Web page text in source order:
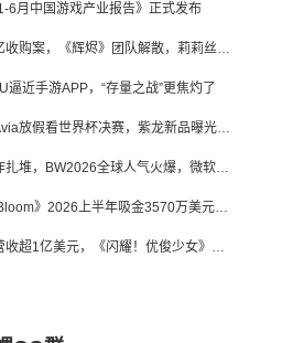
6月中国游戏产业报告》正式发布
腾讯曝百亿收购案，《辉烬》团队解散，莉莉丝新作曝光｜陀螺周报
逼近手游APP，“存量之战”更焦灼了
三七网易Avia放假看世界杯决赛，紫龙新品曝光，米哈游新作上线 | 陀螺周报
暑期档新作扎堆，BW2026全球人气火爆，微软XBOX大裁员|陀螺周报
《皮克敏 Bloom》2026上半年吸金3570万美元，中国台湾成最大市场
出海首年营收超1亿美元，《闪耀！优俊少女》美国市场占比达七成